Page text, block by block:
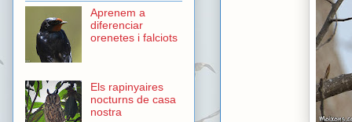
Aprenem a
diferenciar
orenetes i falciots
Els rapinyaires
nocturns de casa
nostra